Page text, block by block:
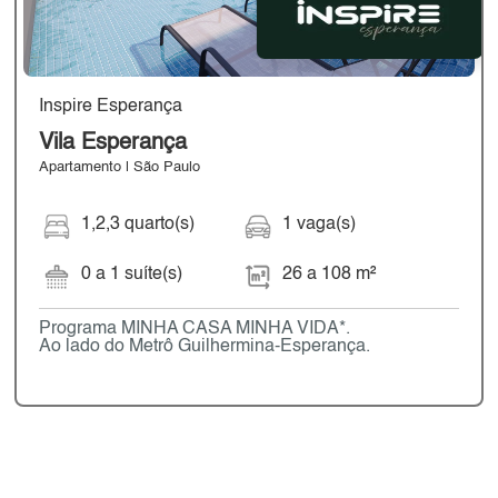
Inspire Esperança
Vila Esperança
Apartamento | São Paulo
1,2,3 quarto(s)
0 a 1 suíte(s)
1 vaga(s)
26 a 108 m²
Programa MINHA CASA MINHA VIDA*.
Ao lado do Metrô Guilhermina-Esperança.